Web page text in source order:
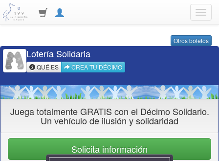
Otros boletos
Lotería Solidaria
QUÉ ES CREA TU DÉCIMO
Juega totalmente GRATIS con el Décimo Solidario.
Un vehículo de ilusión y solidaridad